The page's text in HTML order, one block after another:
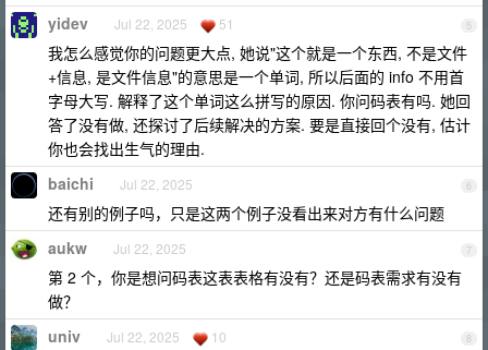
5
yidev Jul 22, 2025 51
我怎么感觉你的问题更大点, 她说"这个就是一个东西, 不是文件
+信息, 是文件信息"的意思是一个单词, 所以后面的 info 不用首
字母大写. 解释了这个单词这么拼写的原因. 你问码表有吗. 她回
答了没有做, 还探讨了后续解决的方案. 要是直接回个没有, 估计
你也会找出生气的理由.
6
baichi Jul 22, 2025
还有别的例子吗，只是这两个例子没看出来对方有什么问题
7
aukw Jul 22, 2025
第 2 个，你是想问码表这表表格有没有？还是码表需求有没有
做？
8
univ Jul 22, 2025 10